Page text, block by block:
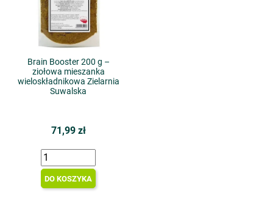
Brain Booster 200 g –
ziołowa mieszanka
wieloskładnikowa Zielarnia
Suwalska
71,99 zł
DO KOSZYKA